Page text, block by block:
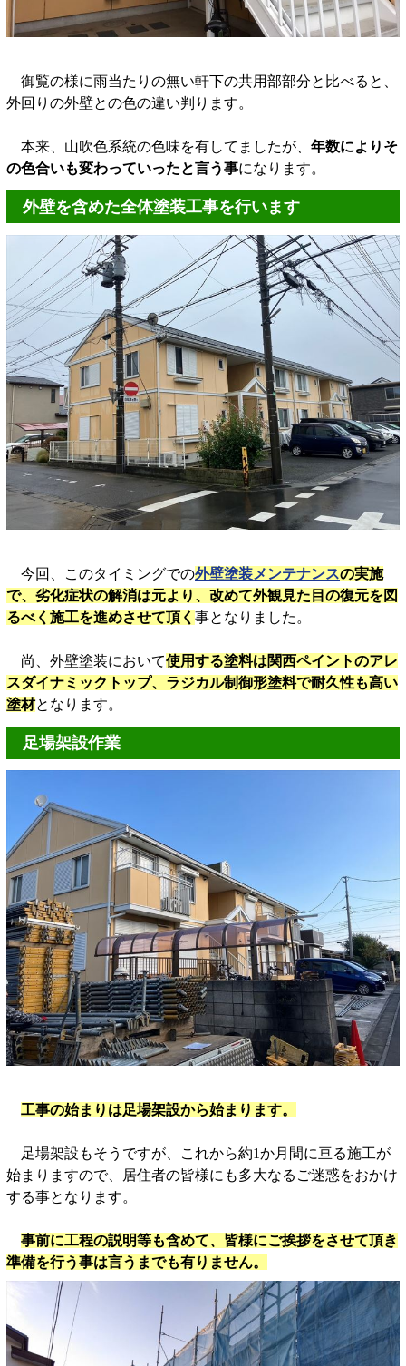
御覧の様に雨当たりの無い軒下の共用部部分と比べると、
外回りの外壁との色の違い判ります。
本来、山吹色系統の色味を有してましたが、 年数によりそ
の色合いも変わっていったと言う事になります。
外壁を含めた全体塗装工事を行います
今回、このタイミングでの外壁塗装メンテナンスの実施
で、劣化症状の解消は元より、改めて外観見た目の復元を図
るべく施工を進めさせて頂く 事となりました。
尚、外壁塗装において使用する塗料は関西ペイントのアレ
スダイナミックトップ、ラジカル制御形塗料で耐久性も高い
塗材となります。
足場架設作業
工事の始まりは足場架設から始まります。
足場架設もそうですが、これから約1か月間に亘る施工が
始まりますので、居住者の皆様にも多大なるご迷惑をおかけ
する事となります。
事前に工程の説明等も含めて、皆様にご挨拶をさせて頂き
準備を行う事は言うまでも有りません。